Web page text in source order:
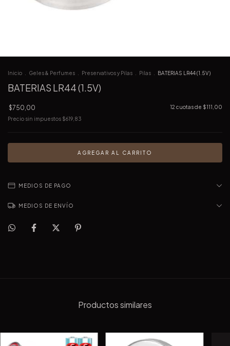
Inicio Geles & Perfumes Preservativos y Pilas Pilas BATERIAS LR44 (1.5V)
BATERIAS LR44 (1.5V)
$750,00 12 cuotas de $111,00
Precio sin impuestos $619,83
MEDIOS DE PAGO
MEDIOS DE ENVÍO
Productos similares